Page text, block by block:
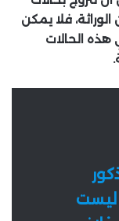
فلا يمكن
هذه الحالات
ليست